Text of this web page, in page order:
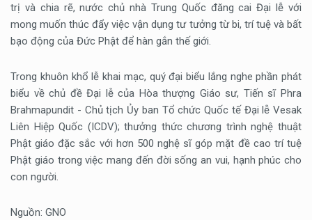
trị và chia rẽ, nước chủ nhà Trung Quốc đăng cai Đại lễ với
mong muốn thúc đẩy việc vận dụng tư tưởng từ bi, trí tuệ và bất
bạo động của Đức Phật để hàn gắn thế giới.
Trong khuôn khổ lễ khai mạc, quý đại biểu lắng nghe phần phát
biểu về chủ đề Đại lễ của Hòa thượng Giáo sư, Tiến sĩ Phra
Brahmapundit - Chủ tịch Ủy ban Tổ chức Quốc tế Đại lễ Vesak
Liên Hiệp Quốc (ICDV); thưởng thức chương trình nghệ thuật
Phật giáo đặc sắc với hơn 500 nghệ sĩ góp mặt đề cao trí tuệ
Phật giáo trong việc mang đến đời sống an vui, hạnh phúc cho
con người.
Nguồn: GNO